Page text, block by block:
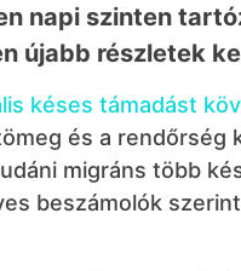
napi szinten
újabb részletek
késes támadást
és a rendőrség
migráns több
beszámolók